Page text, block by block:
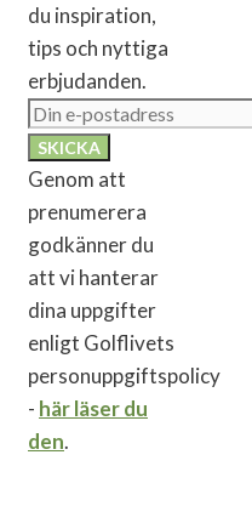
du inspiration,
tips och nyttiga
erbjudanden.
Genom att
prenumerera
godkänner du
att vi hanterar
dina uppgifter
enligt Golflivets
personuppgiftspolicy
- här läser du
den.